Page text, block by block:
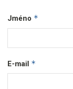
Jméno *
E-mail *